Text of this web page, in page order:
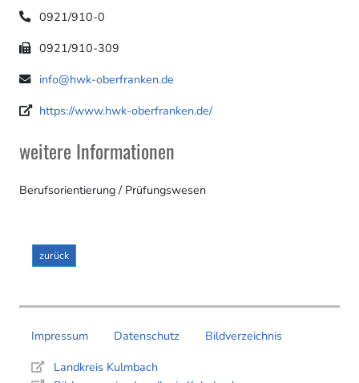
0921/910-0
0921/910-309
info@hwk-oberfranken.de
https://www.hwk-oberfranken.de/
weitere Informationen
Berufsorientierung / Prüfungswesen
zurück
Impressum Datenschutz
Bildverzeichnis
Landkreis Kulmbach